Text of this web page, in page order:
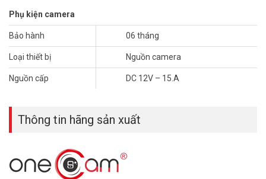
Phụ kiện camera
Bảo hành 06 tháng
Loại thiết bị Nguồn camera
Nguồn cấp DC 12V – 15.A
Thông tin hãng sản xuất